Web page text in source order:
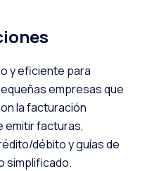
y eficiente para
empresas que
la facturación
emitir facturas,
débito y guías de
simplificado.